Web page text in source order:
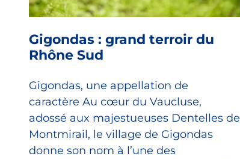
Gigondas : grand terroir du
Rhône Sud
Gigondas, une appellation de
caractère Au cœur du Vaucluse,
adossé aux majestueuses Dentelles de
Montmirail, le village de Gigondas
donne son nom à l’une des